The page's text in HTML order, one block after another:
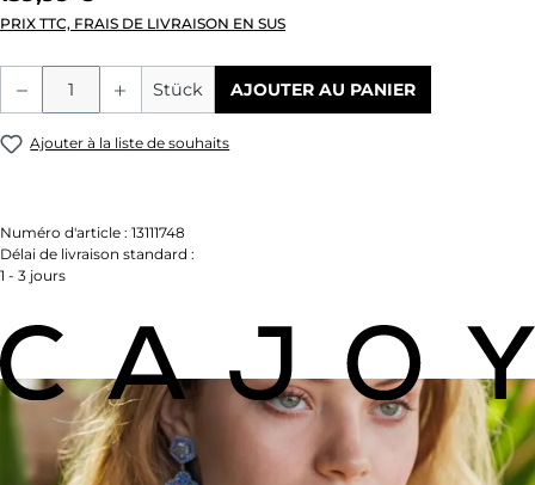
PRIX TTC, FRAIS DE LIVRAISON EN SUS
Quantité de produit : Entrez la
Stück AJOUTER AU PANIER
Ajouter à la liste de souhaits
Numéro d'article : 13111748
Délai de livraison standard :
1 - 3 jours